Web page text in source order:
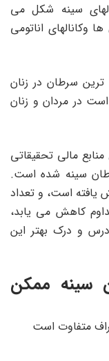
سینه شکل می
وکانالهای اناتومی
سرطان در زنان
در مردان و زنان
مالی تحقیقاتی
سینه شده است.
یافته است، و تعداد
کاهش می یابد،
و درک بهتر این
سینه ممکن
متفاوت است